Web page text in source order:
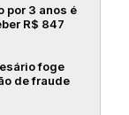
por 3 anos é
R$ 847
foge
de fraude